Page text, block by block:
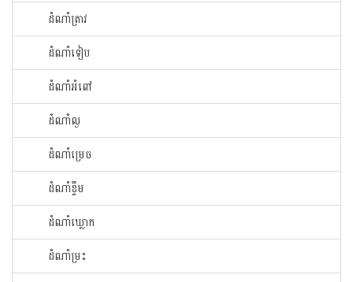
ដំណាំ​ត្រាវ
ដំណាំទៀប
ដំណាំអំពៅ
ដំណាំល្ង
ដំណាំម្រេច
ដំណាំខ្ទឹម
ដំណាំឃ្លោក
ដំណាំម្រះ